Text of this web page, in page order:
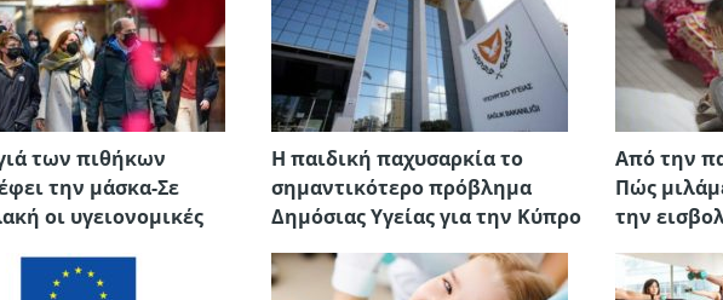
των πιθήκων
την μάσκα-Σε
οι υγειονομικές
Η παιδική παχυσαρκία το
σημαντικότερο πρόβλημα
Δημόσιας Υγείας για την Κύπρο
Από την
Πώς
την